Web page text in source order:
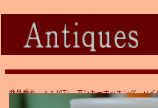
商品番号：ａｔ1971 アンカーホッキング ハイ